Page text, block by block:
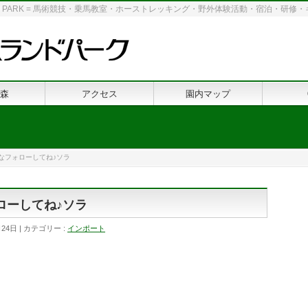
= 馬術競技・乗馬教室・ホーストレッキング・野外体験活動・宿泊・研修
アクセス 園内マップ
フォローしてね♪ソラ
ーしてね♪ソラ
日 カテゴリー : インポート